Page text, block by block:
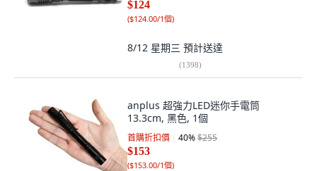
$124
($124.00/1個)
8/12 星期三 預計送達
(1398)
anplus 超強力LED迷你手電筒
13.3cm, 黑色, 1個
首購折扣價 40%$255
$153
($153.00/1個)